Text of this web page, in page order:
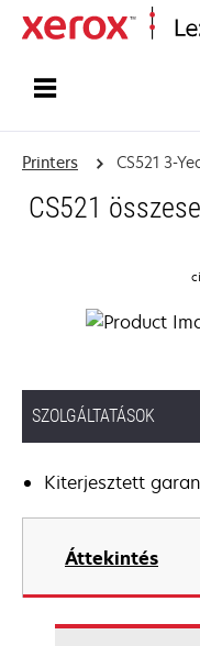
Printers CS521 3-
CS521
SZOLGÁLTATÁSOK
Kiterjesztett
Áttekintés